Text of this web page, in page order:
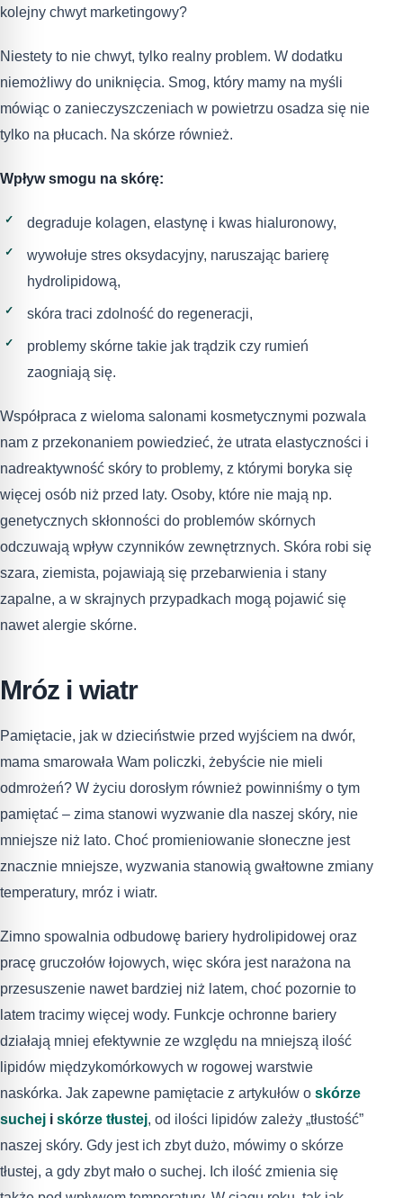
kolejny chwyt marketingowy?
Niestety to nie chwyt, tylko realny problem. W dodatku
niemożliwy do uniknięcia. Smog, który mamy na myśli
mówiąc o zanieczyszczeniach w powietrzu osadza się nie
tylko na płucach. Na skórze również.
Wpływ smogu na skórę:
degraduje kolagen, elastynę i kwas hialuronowy,
wywołuje stres oksydacyjny, naruszając barierę
hydrolipidową,
skóra traci zdolność do regeneracji,
problemy skórne takie jak trądzik czy rumień
zaogniają się.
Współpraca z wieloma salonami kosmetycznymi pozwala
nam z przekonaniem powiedzieć, że utrata elastyczności i
nadreaktywność skóry to problemy, z którymi boryka się
więcej osób niż przed laty. Osoby, które nie mają np.
genetycznych skłonności do problemów skórnych
odczuwają wpływ czynników zewnętrznych. Skóra robi się
szara, ziemista, pojawiają się przebarwienia i stany
zapalne, a w skrajnych przypadkach mogą pojawić się
nawet alergie skórne.
Mróz i wiatr
Pamiętacie, jak w dzieciństwie przed wyjściem na dwór,
mama smarowała Wam policzki, żebyście nie mieli
odmrożeń? W życiu dorosłym również powinniśmy o tym
pamiętać – zima stanowi wyzwanie dla naszej skóry, nie
mniejsze niż lato. Choć promieniowanie słoneczne jest
znacznie mniejsze, wyzwania stanowią gwałtowne zmiany
temperatury, mróz i wiatr.
Zimno spowalnia odbudowę bariery hydrolipidowej oraz
pracę gruczołów łojowych, więc skóra jest narażona na
przesuszenie nawet bardziej niż latem, choć pozornie to
latem tracimy więcej wody. Funkcje ochronne bariery
działają mniej efektywnie ze względu na mniejszą ilość
lipidów międzykomórkowych w rogowej warstwie
naskórka. Jak zapewne pamiętacie z artykułów o skórze
suchej i skórze tłustej, od ilości lipidów zależy „tłustość”
naszej skóry. Gdy jest ich zbyt dużo, mówimy o skórze
tłustej, a gdy zbyt mało o suchej. Ich ilość zmienia się